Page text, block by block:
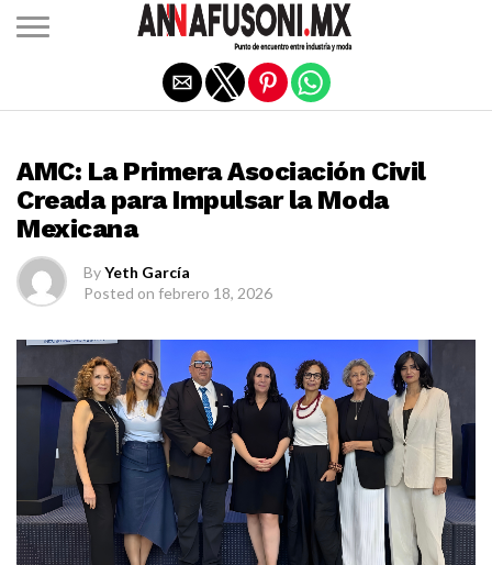
AMC: La Primera Asociación Civil
Creada para Impulsar la Moda
Mexicana
ByYeth García
Posted on febrero 18, 2026
Salir de la versión móvil